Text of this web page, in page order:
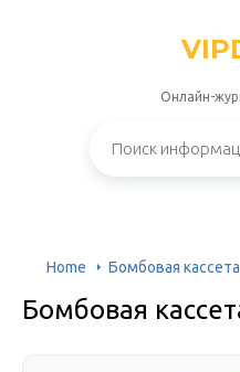
Онлайн-
Home Бомбовая кассета
Бомбовая